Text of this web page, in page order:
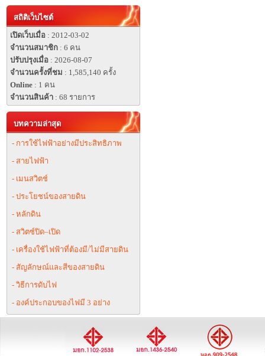
สถิติเว็บไซต์
เปิดเว็บเมื่อ : 2012-03-02
จำนวนสมาชิก : 6 คน
ปรับปรุงเมื่อ : 2026-08-07
จำนวนครั้งที่ชม : 1,585,140 ครั้ง
Online : 1 คน
จำนวนสินค้า : 68 รายการ
บทความล่าสุด
- การใช้ไฟฟ้าอย่างมีประสิทธิภาพ
- สายไฟฟ้า
- เมนสวิตช์
- ประโยชน์ของสายดิน
- หลักดิน
- สวิตซ์ปิด–เปิด
- เครื่องใช้ไฟฟ้าที่ต้องมี/ไม่มีสายดิน
- สัญลักษณ์และสีของสายดิน
- วิธีการดับไฟ
- องค์ประกอบของไฟมี 3 อย่าง